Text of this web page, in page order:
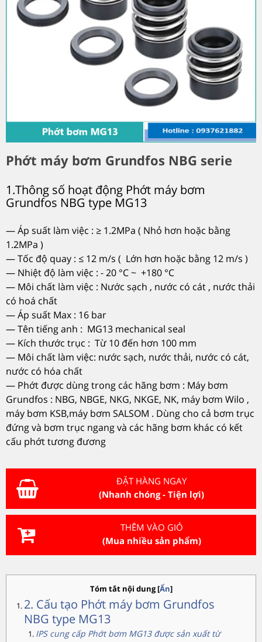
Phớt máy bơm Grundfos NBG serie
1.Thông số hoạt động Phớt máy bơm
Grundfos NBG type MG13
— Áp suất làm việc : ≥ 1.2MPa ( Nhỏ hơn hoặc bằng
1.2MPa )
— Tốc độ quay : ≤ 12 m/s ( Lớn hơn hoặc bằng 12 m/s )
— Nhiệt độ làm việc : - 20 °C ~ +180 °C
— Môi chất làm việc : Nước sạch , nước có cát , nước thải
có hoá chất
— Áp suất Max : 16 bar
— Tên tiếng anh : MG13 mechanical seal
— Kích thước trục : Từ 10 đến hơn 100 mm
— Môi chất làm việc: nước sạch, nước thải, nước có cát,
nước có hóa chất
— Phớt được dùng trong các hãng bơm : Máy bơm
Grundfos : NBG, NBGE, NKG, NKGE, NK, máy bơm Wilo ,
máy bơm KSB,máy bơm SALSOM . Dùng cho cả bơm trục
đứng và bơm trục ngang và các hãng bơm khác có kết
cấu phớt tương đương
ĐẶT HÀNG NGAY
(Nhanh chóng - Tiện lợi)
THÊM VÀO GIỎ
(Mua nhiều sản phẩm)
Tóm tắt nội dung[Ẩn]
2. Cấu tạo Phớt máy bơm Grundfos
NBG type MG13
IPS cung cấp Phớt bơm MG13 được sản xuất từ